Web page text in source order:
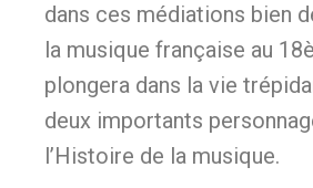
dans ces médiations bien
la musique française au
plongera dans la vie
deux importants
l’Histoire de la musique.